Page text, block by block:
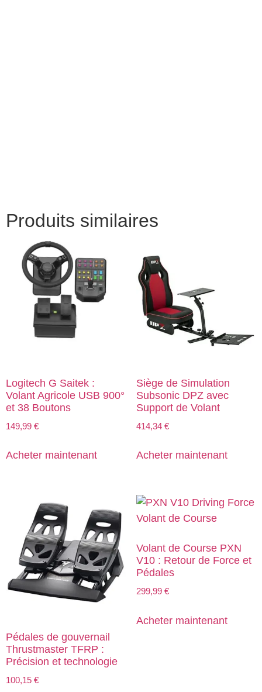
Produits similaires
Logitech G Saitek :
Volant Agricole USB 900°
et 38 Boutons
149,99 €
Acheter maintenant
Siège de Simulation
Subsonic DPZ avec
Support de Volant
414,34 €
Acheter maintenant
Pédales de gouvernail
Thrustmaster TFRP :
Précision et technologie
100,15 €
Volant de Course PXN
V10 : Retour de Force et
Pédales
299,99 €
Acheter maintenant